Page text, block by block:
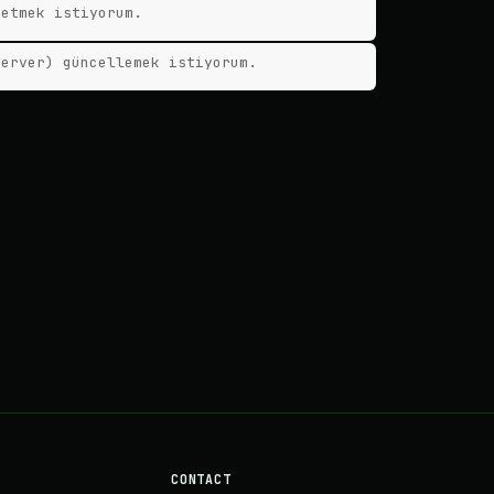
istiyorum.
güncellemek istiyorum.
CONTACT